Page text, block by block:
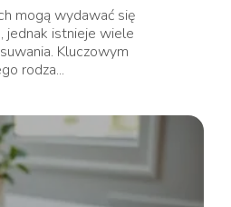
mogą wydawać się
jednak istnieje wiele
Kluczowym
rodza...